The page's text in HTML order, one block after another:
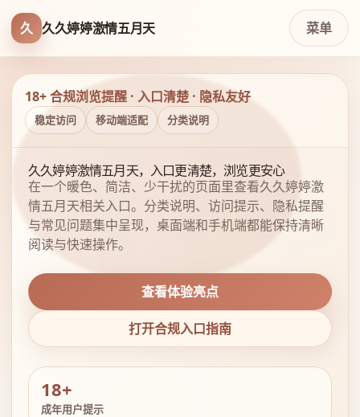
久 久久婷婷激情五月天 菜单
18+ 合规浏览提醒 · 入口清楚 · 隐私友好
稳定访问 移动端适配 分类说明
久久婷婷激情五月天，入口更清楚，浏览更安心
在一个暖色、简洁、少干扰的页面里查看久久婷婷激
情五月天相关入口。分类说明、访问提示、隐私提醒
与常见问题集中呈现，桌面端和手机端都能保持清晰
阅读与快速操作。
查看体验亮点
打开合规入口指南
18+
成年用户提示